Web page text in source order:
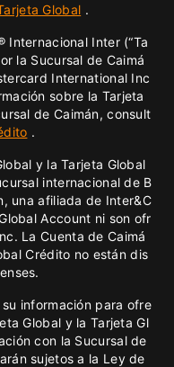
Global .
Internacional Inter (“Ta
la Sucursal de Caimá
International Inc
sobre la Tarjeta
de Caimán, consult
.
y la Tarjeta Global
internacional de B
una afiliada de Inter&C
Account ni son ofr
La Cuenta de Caimá
Crédito no están dis
información para ofre
Global y la Tarjeta Gl
con la Sucursal de
sujetos a la Ley de